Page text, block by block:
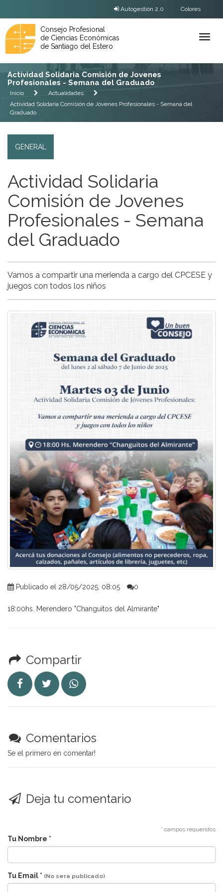
Autogestión 2.0 Colores
Ver
Consejo Profesional
de Ciencias Económicas
de Santiago del Estero
Actividad Solidaria Comisión de Jovenes
Profesionales - Semana del Graduado
Inicio
Actualidades
Actividad Solidaria Comisión de Jovenes Profesionales - Semana del
Graduado
GENERAL
Actividad Solidaria
Comisión de Jovenes
Profesionales - Semana
del Graduado
Vamos a compartir una merienda a cargo del CPCESE y
juegos con todos los niños
Publicado el 28/05/2025, 08:05 0
18:00hs. Merendero "Changuitos del Almirante"
Compartir
Comentarios
Se el primero en comentar!
Deja tu comentario
* campos requeridos
Tu Nombre *
Tu Email * (No sera publicado)